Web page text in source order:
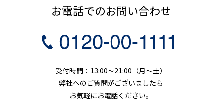
お電話でのお問い合わせ
受付時間：13:00～21:00（月〜土）
弊社へのご質問がございましたら
お気軽にお電話ください。